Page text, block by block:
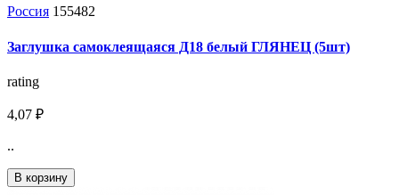
Россия 155482
Заглушка самоклеящаяся Д18 белый ГЛЯНЕЦ (5шт)
rating
4,07 ₽
..
В корзину